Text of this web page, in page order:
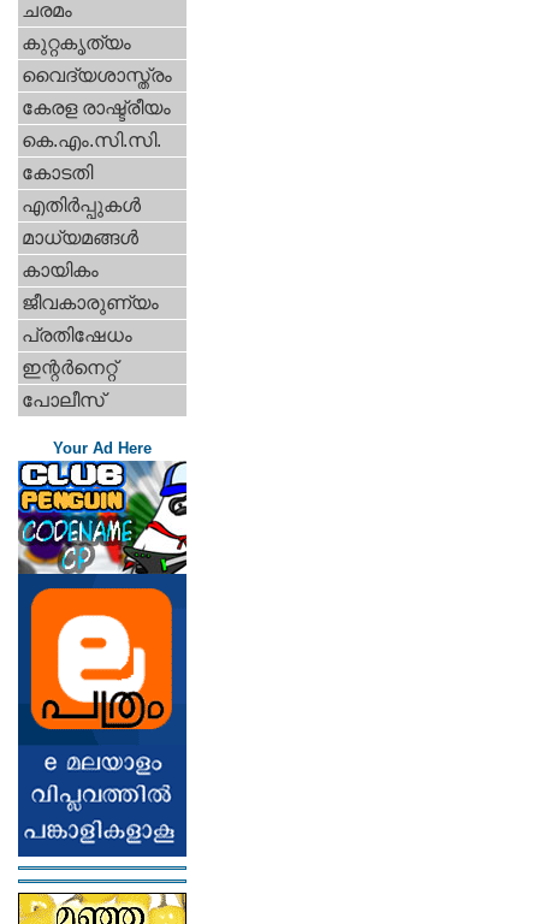
ചരമം
കുറ്റകൃത്യം
വൈദ്യശാസ്ത്രം
കേരള രാഷ്ട്രീയം
കെ.എം.സി.സി.
കോടതി
എതിര്‍പ്പുകള്‍
മാധ്യമങ്ങള്‍
കായികം
ജീവകാരുണ്യം
പ്രതിഷേധം
ഇന്റര്‍നെറ്റ്‌
പോലീസ്
Your Ad Here